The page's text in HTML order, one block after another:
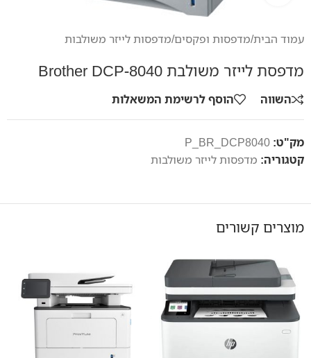
עמוד הבית/מדפסות ופקסים/מדפסות לייזר משולבות
מדפסת לייזר משולבת Brother DCP-8040
השווה הוסף לרשימת המשאלות
מק"ט: P_BR_DCP8040
קטגוריה: מדפסות לייזר משולבות
מוצרים קשורים